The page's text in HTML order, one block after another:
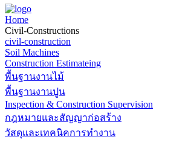
Home
Civil-Constructions
civil-construction
Soil Machines
Construction Estimateing
พื้นฐานงานไม้
พื้นฐานงานปูน
Inspection & Construction Supervision
กฎหมายและสัญญาก่อสร้าง
วัสดุและเทคนิคการทำงาน